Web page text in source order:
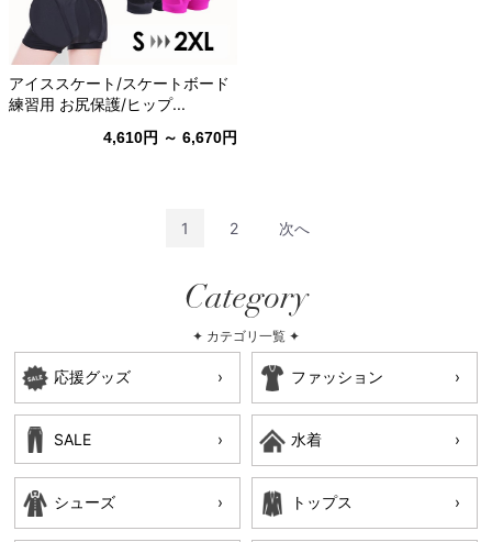
アイススケート/スケートボード
練習用 お尻保護/ヒップ...
4,610円 ～ 6,670円
1 2 次へ
Category
✦ カテゴリ一覧 ✦
応援グッズ ファッション
SALE 水着
シューズ トップス